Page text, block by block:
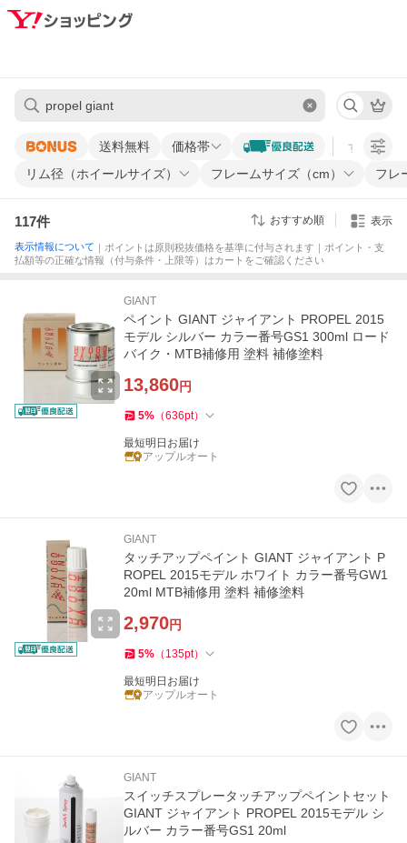
送料無料 価格帯 すべての条
リム径（ホイールサイズ） フレームサイズ（cm） フレ
117件 おすすめ順 表示
表示情報について ｜ポイントは原則税抜価格を基準に付与されます｜ポイント・支
払額等の正確な情報（付与条件・上限等）はカートをご確認ください
GIANT
ペイント GIANT ジャイアント PROPEL 2015
モデル シルバー カラー番号GS1 300ml ロード
バイク・MTB補修用 塗料 補修塗料
13,860円
5% （636pt）
最短明日お届け
アップルオート
GIANT
タッチアップペイント GIANT ジャイアント P
ROPEL 2015モデル ホワイト カラー番号GW1
20ml MTB補修用 塗料 補修塗料
2,970円
5% （ 135pt）
最短明日お届け
アップルオート
GIANT
スイッチスプレータッチアップペイントセット
GIANT ジャイアント PROPEL 2015モデル シ
ルバー カラー番号GS1 20ml